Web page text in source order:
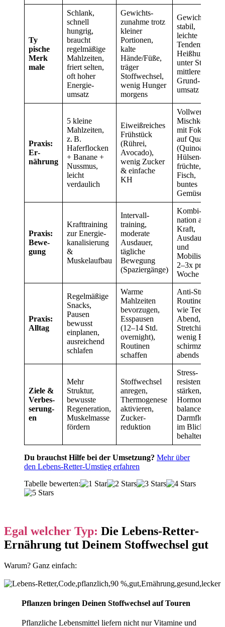
Ty
pische
Merk
male
Schlank,
schnell
hungrig,
braucht
regelmäßige
Mahlzeiten,
friert selten,
oft hoher
Energie­
umsatz
Gewichts­
zunahme trotz
kleiner
Portionen,
kalte
Hände/Füße,
träger
Stoffwechsel,
wenig Hunger
morgens
Gewicht
stabil,
leichte
Tendenz zu
Heiß­hunger
unter Stress,
mittlerer
Grund­
umsatz
Praxis:
Er­
nährung
5 kleine
Mahlzeiten,
z. B.
Haferflocken
+ Banane +
Nussmus,
leicht
verdaulich
Eiweiß­reiches
Frühstück
(Rührei,
Avocado),
wenig Zucker
& einfache
KH
Vollwertige
Mischkost
mit Fokus
auf Qualität
(Quinoa,
Hülsen­
früchte,
Fisch,
buntes
Gemüse)
Praxis:
Bewe­
gung
Krafttraining
zur Energie­
kanalisierung
&
Muskelaufbau
Intervall­
training,
moderate
Ausdauer,
tägliche
Bewegung
(Spaziergänge)
Kombi­
nation aus
Kraft,
Ausdauer
und
Mobilisation
2–3x pro
Woche
Praxis:
Alltag
Regel­mäßige
Snacks,
Pausen
bewusst
einplanen,
ausreichend
schlafen
Warme
Mahlzeiten
bevorzugen,
Esspausen
(12–14 Std.
overnight),
Routinen
schaffen
Anti-Stress-
Routinen
wie Tee am
Abend,
Stretching,
wenig Bild­
schirmzeit
abends
Ziele &
Verbes­
serung­
en
Mehr
Struktur,
bewusste
Regeneration,
Muskel­masse
fördern
Stoff­wechsel
anregen,
Thermo­genese
aktivieren,
Zucker­
reduktion
Stress­
resistenz
stärken,
Hormon­
balance &
Darmflora
im Blick
behalten
Du brauchst Hilfe bei der Umsetzung? Mehr über
den Lebens-Retter-Umstieg erfahren
Tabelle bewerten:
Egal welcher Typ: Die Lebens-Retter-
Ernährung tut Deinem Stoffwechsel gut
Warum? Ganz einfach:
Pflanzen bringen Deinen Stoffwechsel auf Touren
Pflanzliche Lebensmittel liefern nicht nur Vitamine und